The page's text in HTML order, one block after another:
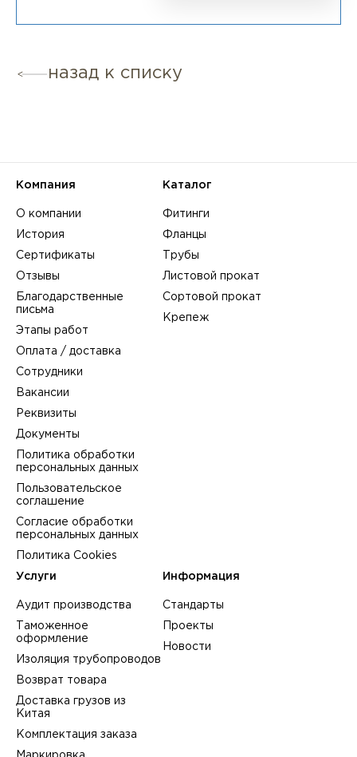
назад к списку
Компания
О компании
История
Сертификаты
Отзывы
Благодарственные
письма
Этапы работ
Оплата / доставка
Сотрудники
Вакансии
Реквизиты
Документы
Политика обработки
персональных данных
Пользовательское
соглашение
Согласие обработки
персональных данных
Политика Cookies
Каталог
Фитинги
Фланцы
Трубы
Листовой прокат
Сортовой прокат
Крепеж
Услуги
Аудит производства
Таможенное
оформление
Изоляция трубопроводов
Возврат товара
Доставка грузов из
Китая
Комплектация заказа
Информация
Стандарты
Проекты
Новости